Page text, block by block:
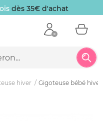
dès 35€ d'achat
hiver Gigoteuse bébé